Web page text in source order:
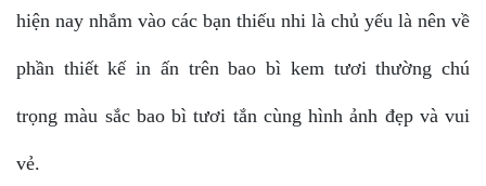
hiện nay nhắm vào các bạn thiếu nhi là chủ yếu là nên về
phần thiết kế in ấn trên bao bì kem tươi thường chú
trọng màu sắc bao bì tươi tắn cùng hình ảnh đẹp và vui
vẻ.